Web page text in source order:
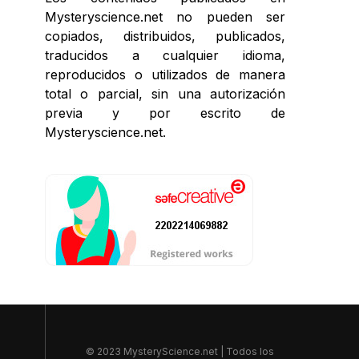
Mysteryscience.net no pueden ser
copiados, distribuidos, publicados,
traducidos a cualquier idioma,
reproducidos o utilizados de manera
total o parcial, sin una autorización
previa y por escrito de
Mysteryscience.net.
© 2023 MysteryScience.net | Todos los